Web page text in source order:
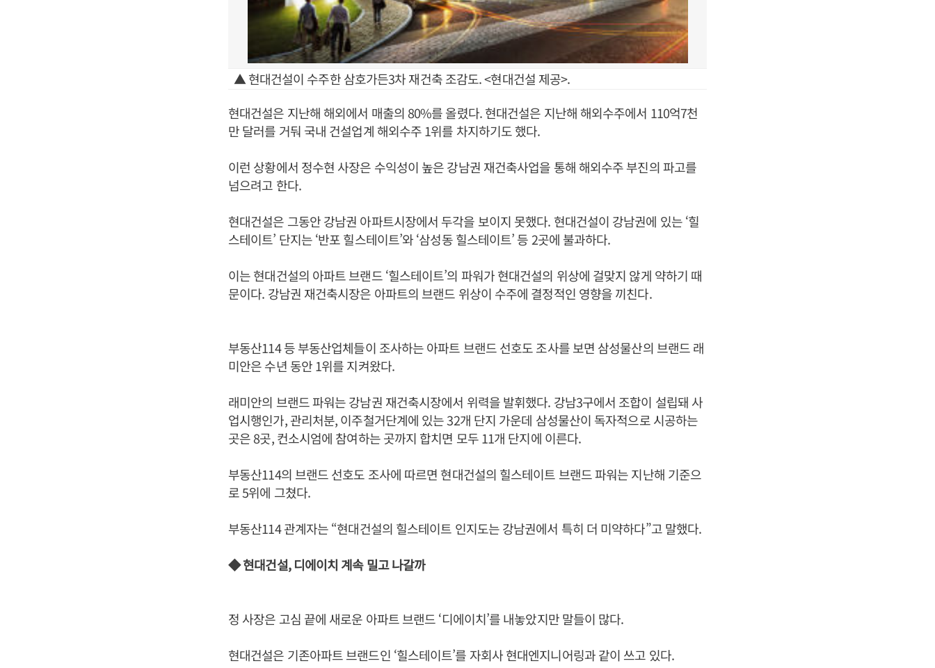
▲ 현대건설이 수주한 삼호가든3차 재건축 조감도. <현대건설 제공>.
현대건설은 지난해 해외에서 매출의 80%를 올렸다. 현대건설은 지난해 해외수주에서 110억7천
만 달러를 거둬 국내 건설업계 해외수주 1위를 차지하기도 했다.
이런 상황에서 정수현 사장은 수익성이 높은 강남권 재건축사업을 통해 해외수주 부진의 파고를
넘으려고 한다.
현대건설은 그동안 강남권 아파트시장에서 두각을 보이지 못했다. 현대건설이 강남권에 있는 ‘힐
스테이트’ 단지는 ‘반포 힐스테이트’와 ‘삼성동 힐스테이트’ 등 2곳에 불과하다.
이는 현대건설의 아파트 브랜드 ‘힐스테이트’의 파워가 현대건설의 위상에 걸맞지 않게 약하기 때
문이다. 강남권 재건축시장은 아파트의 브랜드 위상이 수주에 결정적인 영향을 끼친다.
부동산114 등 부동산업체들이 조사하는 아파트 브랜드 선호도 조사를 보면 삼성물산의 브랜드 래
미안은 수년 동안 1위를 지켜왔다.
래미안의 브랜드 파워는 강남권 재건축시장에서 위력을 발휘했다. 강남3구에서 조합이 설립돼 사
업시행인가, 관리처분, 이주철거단계에 있는 32개 단지 가운데 삼성물산이 독자적으로 시공하는
곳은 8곳, 컨소시엄에 참여하는 곳까지 합치면 모두 11개 단지에 이른다.
부동산114의 브랜드 선호도 조사에 따르면 현대건설의 힐스테이트 브랜드 파워는 지난해 기준으
로 5위에 그쳤다.
부동산114 관계자는 “현대건설의 힐스테이트 인지도는 강남권에서 특히 더 미약하다”고 말했다.
◆ 현대건설, 디에이치 계속 밀고 나갈까
정 사장은 고심 끝에 새로운 아파트 브랜드 ‘디에이치’를 내놓았지만 말들이 많다.
현대건설은 기존아파트 브랜드인 ‘힐스테이트’를 자회사 현대엔지니어링과 같이 쓰고 있다.